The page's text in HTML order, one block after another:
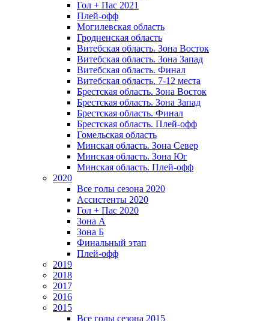
Гол + Пас 2021
Плей-офф
Могилевская область
Гродненская область
Витебская область. Зона Восток
Витебская область. Зона Запад
Витебская область. Финал
Витебская область. 7-12 места
Брестская область. Зона Восток
Брестская область. Зона Запад
Брестская область. Финал
Брестская область. Плей-офф
Гомельская область
Минская область. Зона Север
Минская область. Зона Юг
Минская область. Плей-офф
2020
Все голы сезона 2020
Ассистенты 2020
Гол + Пас 2020
Зона А
Зона Б
Финальный этап
Плей-офф
2019
2018
2017
2016
2015
Все голы сезона 2015